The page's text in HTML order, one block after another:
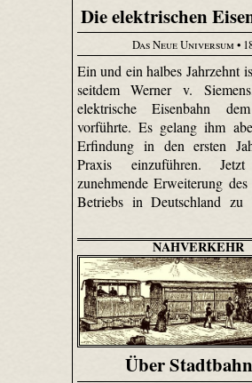
Die elektrischen
Das Neue Universum •
Ein und ein halbes Jahrzehnt
seitdem Werner v.
elektrische Eisenbahn
vorführte. Es gelang ihm
Erfindung in den ersten
Praxis einzuführen.
zunehmende Erweiterung
Betriebs in Deutschland zu
NAHVERKEHR
Über